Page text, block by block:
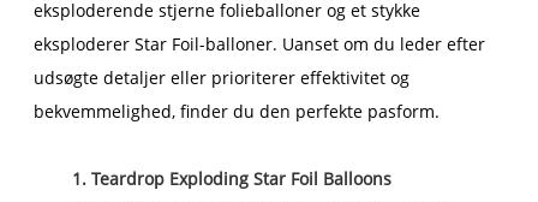
eksploderende stjerne folieballoner og et stykke
eksploderer Star Foil-balloner. Uanset om du leder efter
udsøgte detaljer eller prioriterer effektivitet og
bekvemmelighed, finder du den perfekte pasform.
1. Teardrop Exploding Star Foil Balloons